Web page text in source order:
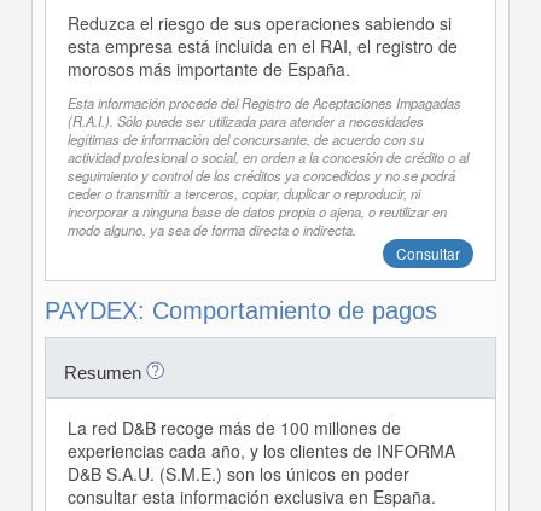
Reduzca el riesgo de sus operaciones sabiendo si
esta empresa está incluida en el RAI, el registro de
morosos más importante de España.
Esta información procede del Registro de Aceptaciones Impagadas
(R.A.I.). Sólo puede ser utilizada para atender a necesidades
legítimas de información del concursante, de acuerdo con su
actividad profesional o social, en orden a la concesión de crédito o al
seguimiento y control de los créditos ya concedidos y no se podrá
ceder o transmitir a terceros, copiar, duplicar o reproducir, ni
incorporar a ninguna base de datos propia o ajena, o reutilizar en
modo alguno, ya sea de forma directa o indirecta.
Consultar
PAYDEX: Comportamiento de pagos
Resumen
La red D&B recoge más de 100 millones de
experiencias cada año, y los clientes de INFORMA
D&B S.A.U. (S.M.E.) son los únicos en poder
consultar esta información exclusiva en España.